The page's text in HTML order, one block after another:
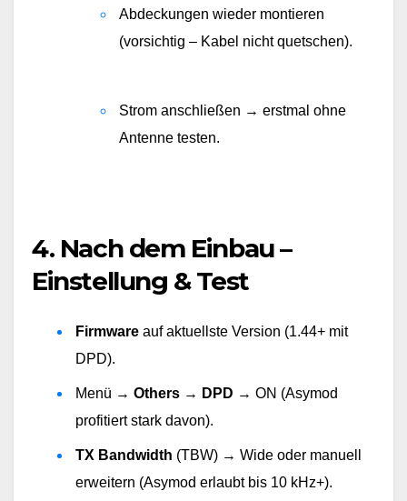
Abdeckungen wieder montieren
(vorsichtig – Kabel nicht quetschen).
Strom anschließen → erstmal ohne
Antenne testen.
4. Nach dem Einbau –
Einstellung & Test
Firmware auf aktuellste Version (1.44+ mit
DPD).
Menü → Others → DPD → ON (Asymod
profitiert stark davon).
TX Bandwidth (TBW) → Wide oder manuell
erweitern (Asymod erlaubt bis 10 kHz+).